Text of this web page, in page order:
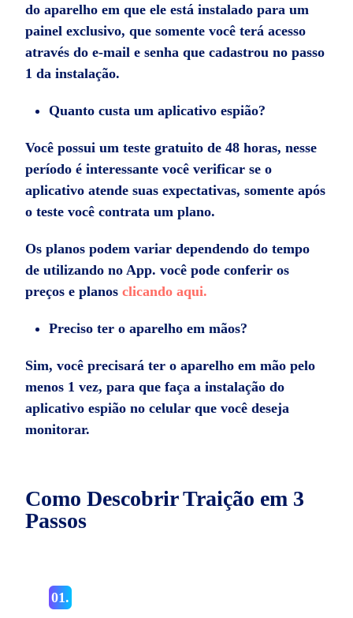
do aparelho em que ele está instalado para um
painel exclusivo, que somente você terá acesso
através do e-mail e senha que cadastrou no passo
1 da instalação.
Quanto custa um aplicativo espião?
Você possui um teste gratuito de 48 horas, nesse
período é interessante você verificar se o
aplicativo atende suas expectativas, somente após
o teste você contrata um plano.
Os planos podem variar dependendo do tempo
de utilizando no App. você pode conferir os
preços e planosclicando aqui.
Preciso ter o aparelho em mãos?
Sim, você precisará ter o aparelho em mão pelo
menos 1 vez, para que faça a instalação do
aplicativo espião no celular que você deseja
monitorar.
Como Descobrir Traição em 3
Passos
01.